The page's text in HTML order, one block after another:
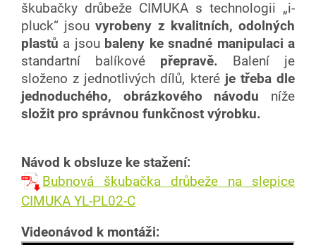
škubačky drůbeže CIMUKA s technologii „i-
pluck“ jsouvyrobeny z kvalitních, odolných
plastů a jsou baleny ke snadné manipulaci a
standartní balíkové přepravě. Balení je
složeno z jednotlivých dílů, které je třeba dle
jednoduchého, obrázkového návodu níže
složit pro správnou funkčnost výrobku.
Návod k obsluze ke stažení:
Bubnová škubačka drůbeže na slepice
CIMUKA YL-PL02-C
Videonávod k montáži: